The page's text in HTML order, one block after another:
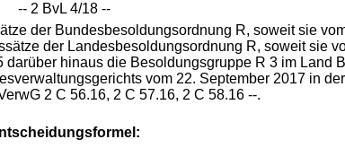
-- 2 BvL 4/18 --
der Bundesbesoldungsordnung R, soweit sie
der Landesbesoldungsordnung R, soweit sie
hinaus die Besoldungsgruppe R 3 im Land
vom 22. September 2017 in
2 C 56.16, 2 C 57.16, 2 C 58.16 --.